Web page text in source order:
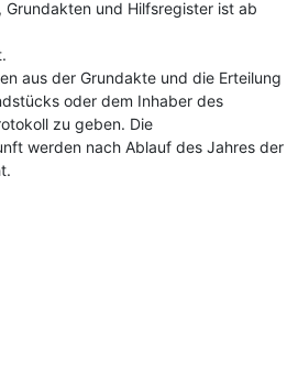
Grundakten und Hilfsregister ist ab
aus der Grundakte und die Erteilung
oder dem Inhaber des
zu geben. Die
werden nach Ablauf des Jahres der